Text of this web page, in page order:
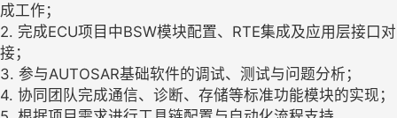
成工作；
2. 完成ECU项目中BSW模块配置、RTE集成及应用层接口对
接；
3. 参与AUTOSAR基础软件的调试、测试与问题分析；
4. 协同团队完成通信、诊断、存储等标准功能模块的实现；